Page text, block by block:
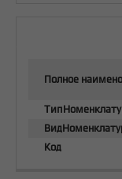
Полное
Код